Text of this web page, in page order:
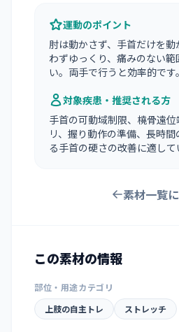
運動のポイント
肘は動かさず、手首だけを
わずゆっくり、痛みのない
い。両手で行うと効率的です。
対象疾患・推奨される方
手首の可動域制限、橈骨遠
リ、握り動作の準備、長時
る手首の硬さの改善に適して
素材一覧
この素材の情報
部位・用途カテゴリ
上肢の自主トレ
ストレッチ